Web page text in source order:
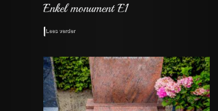
Lees verder